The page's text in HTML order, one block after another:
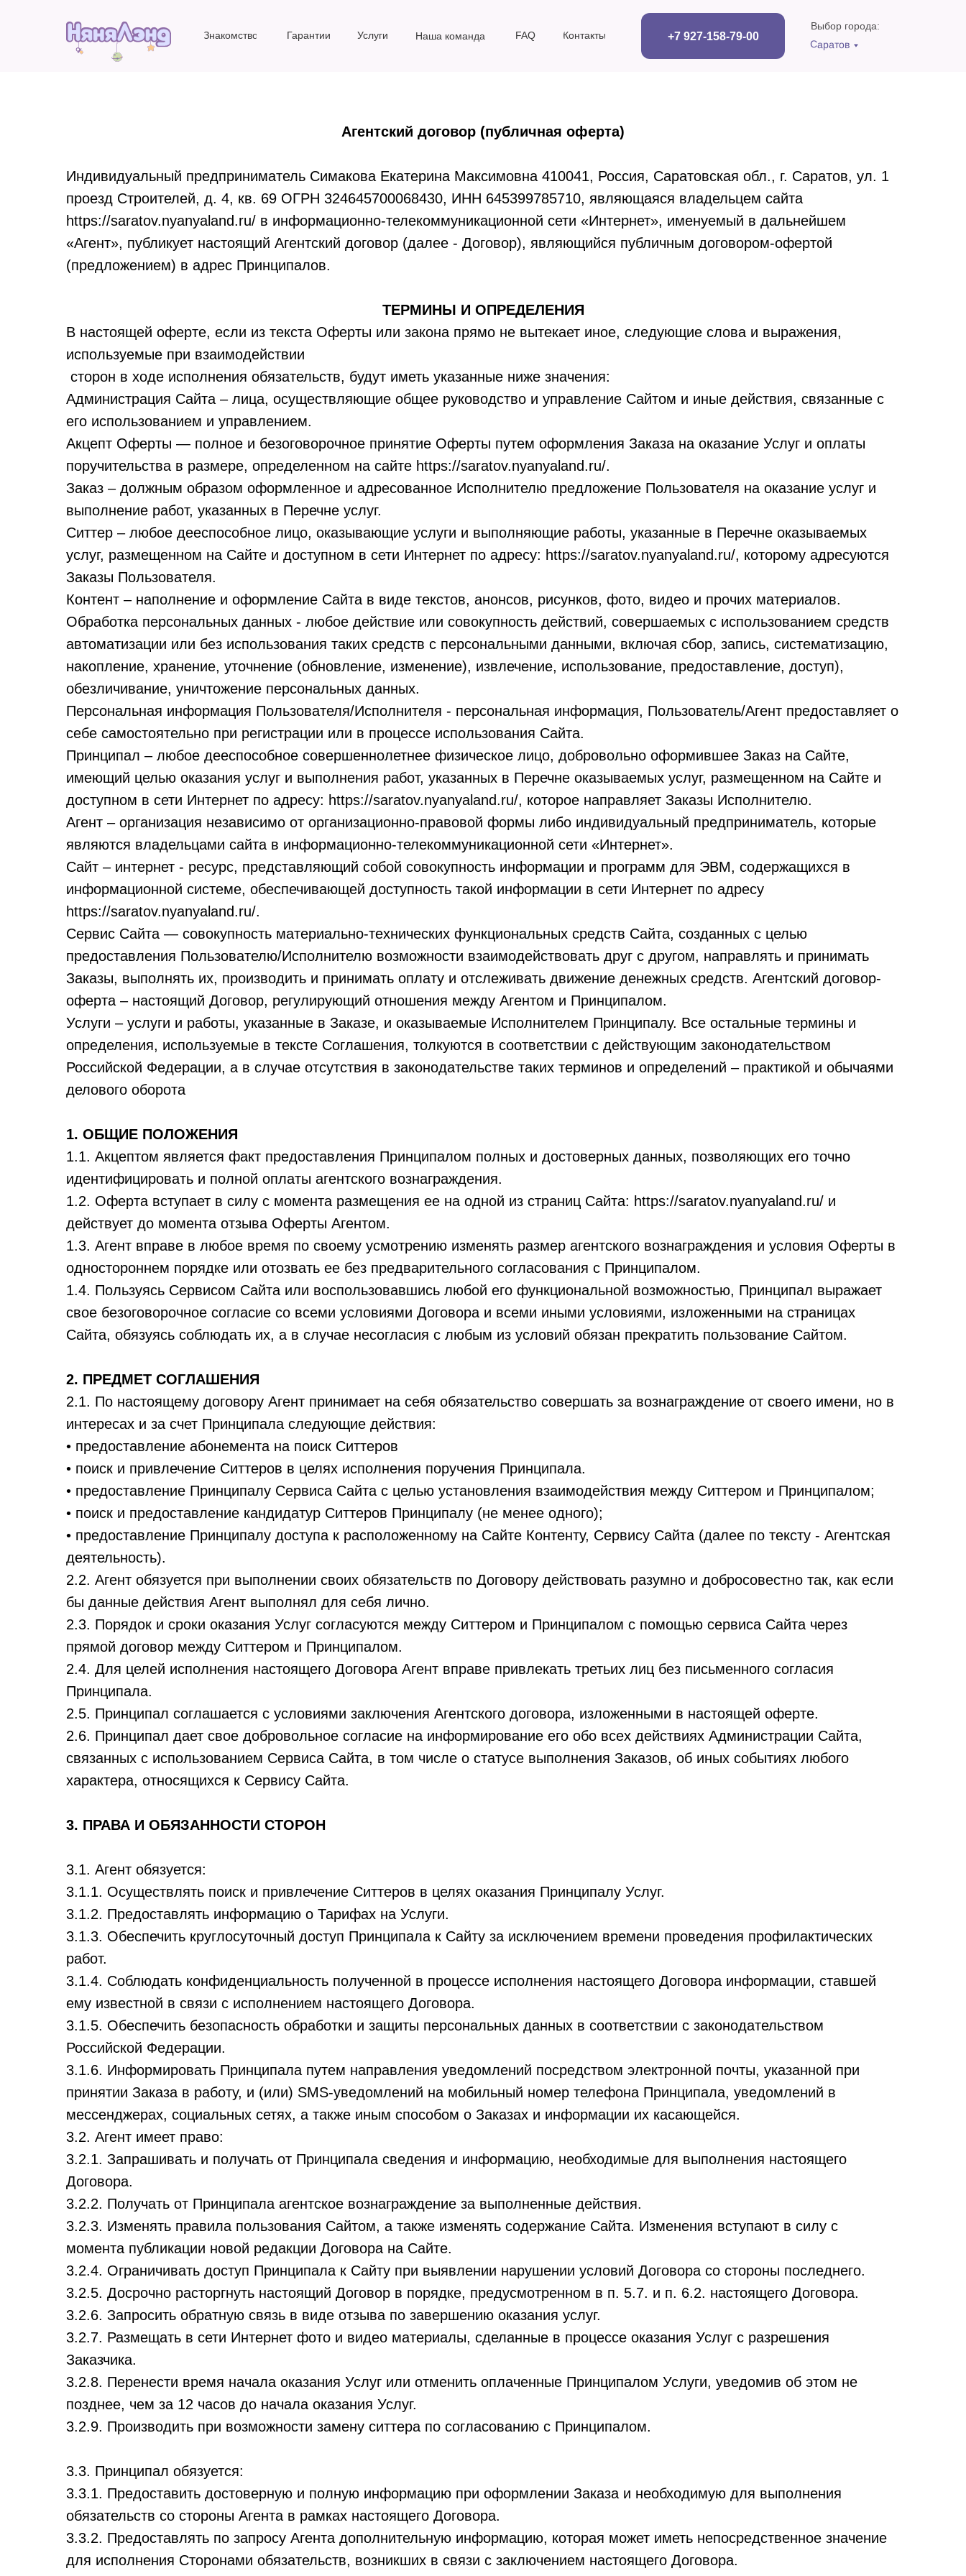
+7 927-158-79-00
Выбор города:
Знакомство
Гарантии Услуги Наша команда FAQ Контакты
Саратов
Агентский договор (публичная оферта)
Индивидуальный предприниматель Симакова Екатерина Максимовна 410041, Россия, Саратовская обл., г. Саратов, ул. 1
проезд Строителей, д. 4, кв. 69 ОГРН 324645700068430, ИНН 645399785710, являющаяся владельцем сайта
https://saratov.nyanyaland.ru/ в информационно-телекоммуникационной сети «Интернет», именуемый в дальнейшем
«Агент», публикует настоящий Агентский договор (далее - Договор), являющийся публичным договором-офертой
(предложением) в адрес Принципалов.
ТЕРМИНЫ И ОПРЕДЕЛЕНИЯ
В настоящей оферте, если из текста Оферты или закона прямо не вытекает иное, следующие слова и выражения,
используемые при взаимодействии
сторон в ходе исполнения обязательств, будут иметь указанные ниже значения:
Администрация Сайта – лица, осуществляющие общее руководство и управление Сайтом и иные действия, связанные с
его использованием и управлением.
Акцепт Оферты — полное и безоговорочное принятие Оферты путем оформления Заказа на оказание Услуг и оплаты
поручительства в размере, определенном на сайте https://saratov.nyanyaland.ru/.
Заказ – должным образом оформленное и адресованное Исполнителю предложение Пользователя на оказание услуг и
выполнение работ, указанных в Перечне услуг.
Ситтер – любое дееспособное лицо, оказывающие услуги и выполняющие работы, указанные в Перечне оказываемых
услуг, размещенном на Сайте и доступном в сети Интернет по адресу: https://saratov.nyanyaland.ru/, которому адресуются
Заказы Пользователя.
Контент – наполнение и оформление Сайта в виде текстов, анонсов, рисунков, фото, видео и прочих материалов.
Обработка персональных данных - любое действие или совокупность действий, совершаемых с использованием средств
автоматизации или без использования таких средств с персональными данными, включая сбор, запись, систематизацию,
накопление, хранение, уточнение (обновление, изменение), извлечение, использование, предоставление, доступ),
обезличивание, уничтожение персональных данных.
Персональная информация Пользователя/Исполнителя - персональная информация, Пользователь/Агент предоставляет о
себе самостоятельно при регистрации или в процессе использования Сайта.
Принципал – любое дееспособное совершеннолетнее физическое лицо, добровольно оформившее Заказ на Сайте,
имеющий целью оказания услуг и выполнения работ, указанных в Перечне оказываемых услуг, размещенном на Сайте и
доступном в сети Интернет по адресу: https://saratov.nyanyaland.ru/, которое направляет Заказы Исполнителю.
Агент – организация независимо от организационно-правовой формы либо индивидуальный предприниматель, которые
являются владельцами сайта в информационно-телекоммуникационной сети «Интернет».
Сайт – интернет - ресурс, представляющий собой совокупность информации и программ для ЭВМ, содержащихся в
информационной системе, обеспечивающей доступность такой информации в сети Интернет по адресу
https://saratov.nyanyaland.ru/.
Сервис Сайта — совокупность материально-технических функциональных средств Сайта, созданных с целью
предоставления Пользователю/Исполнителю возможности взаимодействовать друг с другом, направлять и принимать
Заказы, выполнять их, производить и принимать оплату и отслеживать движение денежных средств. Агентский договор-
оферта – настоящий Договор, регулирующий отношения между Агентом и Принципалом.
Услуги – услуги и работы, указанные в Заказе, и оказываемые Исполнителем Принципалу. Все остальные термины и
определения, используемые в тексте Соглашения, толкуются в соответствии с действующим законодательством
Российской Федерации, а в случае отсутствия в законодательстве таких терминов и определений – практикой и обычаями
делового оборота
1. ОБЩИЕ ПОЛОЖЕНИЯ
1.1. Акцептом является факт предоставления Принципалом полных и достоверных данных, позволяющих его точно
идентифицировать и полной оплаты агентского вознаграждения.
1.2. Оферта вступает в силу с момента размещения ее на одной из страниц Сайта: https://saratov.nyanyaland.ru/ и
действует до момента отзыва Оферты Агентом.
1.3. Агент вправе в любое время по своему усмотрению изменять размер агентского вознаграждения и условия Оферты в
одностороннем порядке или отозвать ее без предварительного согласования с Принципалом.
1.4. Пользуясь Сервисом Сайта или воспользовавшись любой его функциональной возможностью, Принципал выражает
свое безоговорочное согласие со всеми условиями Договора и всеми иными условиями, изложенными на страницах
Сайта, обязуясь соблюдать их, а в случае несогласия с любым из условий обязан прекратить пользование Сайтом.
2. ПРЕДМЕТ СОГЛАШЕНИЯ
2.1. По настоящему договору Агент принимает на себя обязательство совершать за вознаграждение от своего имени, но в
интересах и за счет Принципала следующие действия:
• предоставление абонемента на поиск Ситтеров
• поиск и привлечение Ситтеров в целях исполнения поручения Принципала.
• предоставление Принципалу Сервиса Сайта с целью установления взаимодействия между Ситтером и Принципалом;
• поиск и предоставление кандидатур Ситтеров Принципалу (не менее одного);
• предоставление Принципалу доступа к расположенному на Сайте Контенту, Сервису Сайта (далее по тексту - Агентская
деятельность).
2.2. Агент обязуется при выполнении своих обязательств по Договору действовать разумно и добросовестно так, как если
бы данные действия Агент выполнял для себя лично.
2.3. Порядок и сроки оказания Услуг согласуются между Ситтером и Принципалом с помощью сервиса Сайта через
прямой договор между Ситтером и Принципалом.
2.4. Для целей исполнения настоящего Договора Агент вправе привлекать третьих лиц без письменного согласия
Принципала.
2.5. Принципал соглашается с условиями заключения Агентского договора, изложенными в настоящей оферте.
2.6. Принципал дает свое добровольное согласие на информирование его обо всех действиях Администрации Сайта,
связанных с использованием Сервиса Сайта, в том числе о статусе выполнения Заказов, об иных событиях любого
характера, относящихся к Сервису Сайта.
3. ПРАВА И ОБЯЗАННОСТИ СТОРОН
3.1. Агент обязуется:
3.1.1. Осуществлять поиск и привлечение Ситтеров в целях оказания Принципалу Услуг.
3.1.2. Предоставлять информацию о Тарифах на Услуги.
3.1.3. Обеспечить круглосуточный доступ Принципала к Сайту за исключением времени проведения профилактических
работ.
3.1.4. Соблюдать конфиденциальность полученной в процессе исполнения настоящего Договора информации, ставшей
ему известной в связи с исполнением настоящего Договора.
3.1.5. Обеспечить безопасность обработки и защиты персональных данных в соответствии с законодательством
Российской Федерации.
3.1.6. Информировать Принципала путем направления уведомлений посредством электронной почты, указанной при
принятии Заказа в работу, и (или) SMS-уведомлений на мобильный номер телефона Принципала, уведомлений в
мессенджерах, социальных сетях, а также иным способом о Заказах и информации их касающейся.
3.2. Агент имеет право:
3.2.1. Запрашивать и получать от Принципала сведения и информацию, необходимые для выполнения настоящего
Договора.
3.2.2. Получать от Принципала агентское вознаграждение за выполненные действия.
3.2.3. Изменять правила пользования Сайтом, а также изменять содержание Сайта. Изменения вступают в силу с
момента публикации новой редакции Договора на Сайте.
3.2.4. Ограничивать доступ Принципала к Сайту при выявлении нарушении условий Договора со стороны последнего.
3.2.5. Досрочно расторгнуть настоящий Договор в порядке, предусмотренном в п. 5.7. и п. 6.2. настоящего Договора.
3.2.6. Запросить обратную связь в виде отзыва по завершению оказания услуг.
3.2.7. Размещать в сети Интернет фото и видео материалы, сделанные в процессе оказания Услуг с разрешения
Заказчика.
3.2.8. Перенести время начала оказания Услуг или отменить оплаченные Принципалом Услуги, уведомив об этом не
позднее, чем за 12 часов до начала оказания Услуг.
3.2.9. Производить при возможности замену ситтера по согласованию с Принципалом.
3.3. Принципал обязуется:
3.3.1. Предоставить достоверную и полную информацию при оформлении Заказа и необходимую для выполнения
обязательств со стороны Агента в рамках настоящего Договора.
3.3.2. Предоставлять по запросу Агента дополнительную информацию, которая может иметь непосредственное значение
для исполнения Сторонами обязательств, возникших в связи с заключением настоящего Договора.